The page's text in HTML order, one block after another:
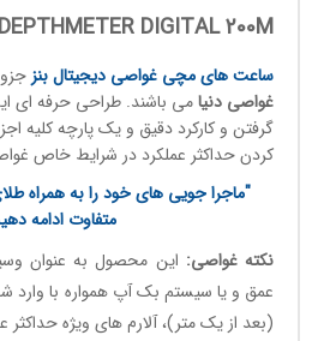
DIGITAL 200M
ساعت های مچی غواصی دیجیتال بنز
غواصی دنیامی باشند. طراحی حرفه ای
گرفتن و کارکرد دقیق و یک پارچه کلیه
کردن حداکثر عملکرد در شرایط خاص
"ماجرا جویی های خود را به همراه
متفاوت ادامه
نکتهغواصی: این محصول به عنوان
عمق و یا سیستم بک آپ همواره با وارد
(بعد از یک متر)، آلارم های ویژه